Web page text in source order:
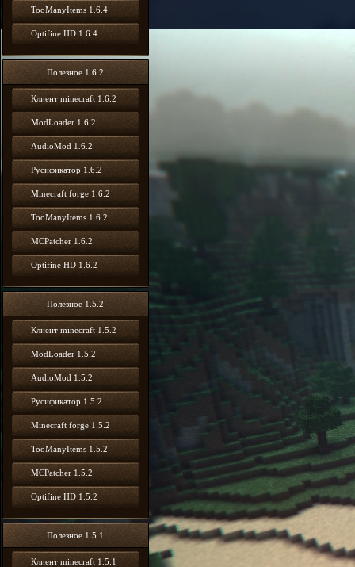
TooManyItems 1.6.4
Optifine HD 1.6.4
Полезное 1.6.2
Клиент minecraft 1.6.2
ModLoader 1.6.2
AudioMod 1.6.2
Русификатор 1.6.2
Minecraft forge 1.6.2
TooManyItems 1.6.2
MCPatcher 1.6.2
Optifine HD 1.6.2
Полезное 1.5.2
Клиент minecraft 1.5.2
ModLoader 1.5.2
AudioMod 1.5.2
Русификатор 1.5.2
Minecraft forge 1.5.2
TooManyItems 1.5.2
MCPatcher 1.5.2
Optifine HD 1.5.2
Полезное 1.5.1
Клиент minecraft 1.5.1